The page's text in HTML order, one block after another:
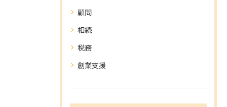
顧問
相続
税務
創業支援